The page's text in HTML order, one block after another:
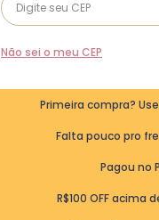
Não sei o meu CEP
Primeira compra?
Falta pouco pro
Pagou no
R$100 OFF acima